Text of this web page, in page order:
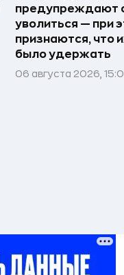
предупреждают
уволиться — при
признаются, что
было удержать
06 августа 2026,